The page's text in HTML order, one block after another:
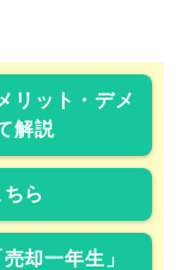
リット・デメ
解説
ら
却一年生」